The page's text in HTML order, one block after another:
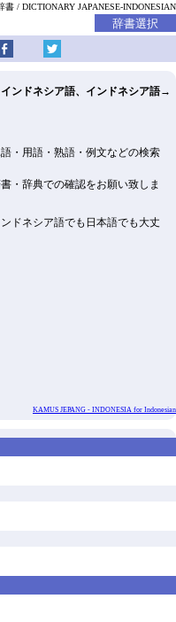
書 DICTIONARY JAPANESE-INDONESIAN
ンドネシア語、インドネシア語→
・用語・熟語・例文などの検索
・辞典での確認をお願い致しま
ドネシア語でも日本語でも大丈
KAMUS JEPANG - INDONESIA for Indonesian